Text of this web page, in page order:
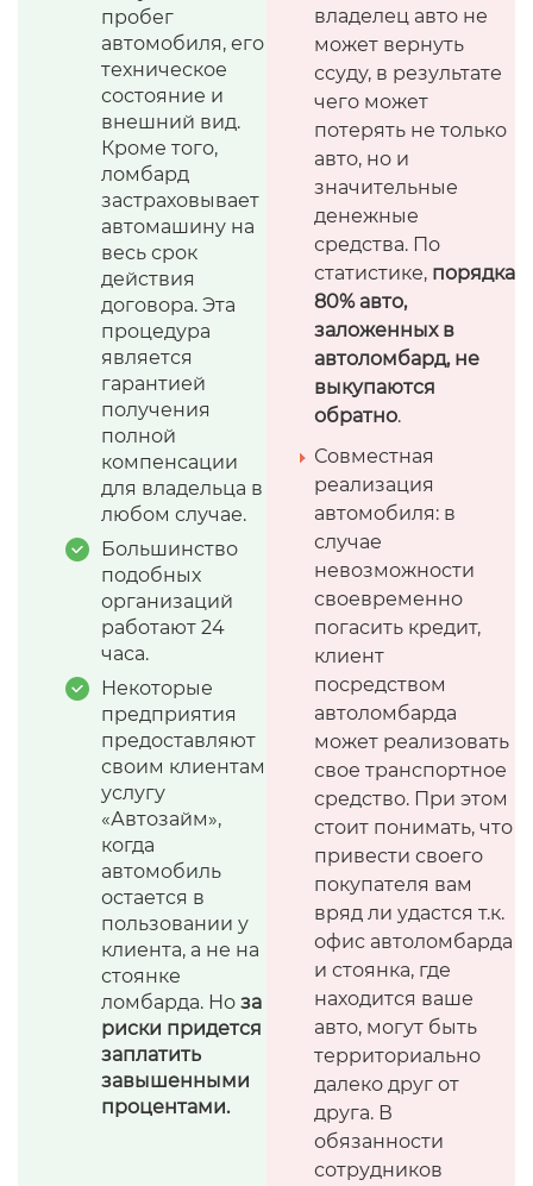
пробег
автомобиля, его
техническое
состояние и
внешний вид.
Кроме того,
ломбард
застраховывает
автомашину на
весь срок
действия
договора. Эта
процедура
является
гарантией
получения
полной
компенсации
для владельца в
любом случае.
Большинство
подобных
организаций
работают 24
часа.
Некоторые
предприятия
предоставляют
своим клиентам
услугу
«Автозайм»,
когда
автомобиль
остается в
пользовании у
клиента, а не на
стоянке
ломбарда. Но за
риски придется
заплатить
завышенными
процентами.
владелец авто не
может вернуть
ссуду, в результате
чего может
потерять не только
авто, но и
значительные
денежные
средства. По
статистике, порядка
80% авто,
заложенных в
автоломбард, не
выкупаются
обратно.
Совместная
реализация
автомобиля: в
случае
невозможности
своевременно
погасить кредит,
клиент
посредством
автоломбарда
может реализовать
свое транспортное
средство. При этом
стоит понимать, что
привести своего
покупателя вам
вряд ли удастся т.к.
офис автоломбарда
и стоянка, где
находится ваше
авто, могут быть
территориально
далеко друг от
друга. В
обязанности
сотрудников